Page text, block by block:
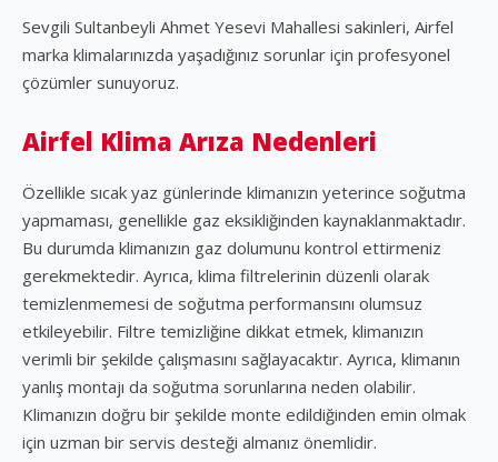
Sevgili Sultanbeyli Ahmet Yesevi Mahallesi sakinleri, Airfel
marka klimalarınızda yaşadığınız sorunlar için profesyonel
çözümler sunuyoruz.
Airfel Klima Arıza Nedenleri
Özellikle sıcak yaz günlerinde klimanızın yeterince soğutma
yapmaması, genellikle gaz eksikliğinden kaynaklanmaktadır.
Bu durumda klimanızın gaz dolumunu kontrol ettirmeniz
gerekmektedir. Ayrıca, klima filtrelerinin düzenli olarak
temizlenmemesi de soğutma performansını olumsuz
etkileyebilir. Filtre temizliğine dikkat etmek, klimanızın
verimli bir şekilde çalışmasını sağlayacaktır. Ayrıca, klimanın
yanlış montajı da soğutma sorunlarına neden olabilir.
Klimanızın doğru bir şekilde monte edildiğinden emin olmak
için uzman bir servis desteği almanız önemlidir.